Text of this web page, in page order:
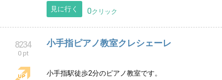
見に行く 0クリック
8234
0 pt
小手指ピアノ教室クレシェーレ